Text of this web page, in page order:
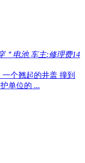
＂电池 车主:修理费14
个翘起的井盖 撞到
单位的 ...